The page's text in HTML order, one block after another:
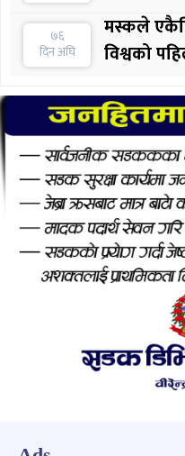
७६
दिन अघि
मस्कले
विश्वको